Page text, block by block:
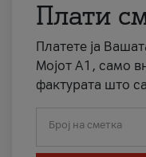
Плати
Платете ја
Мојот А1, само
фактурата што
Број на сметка